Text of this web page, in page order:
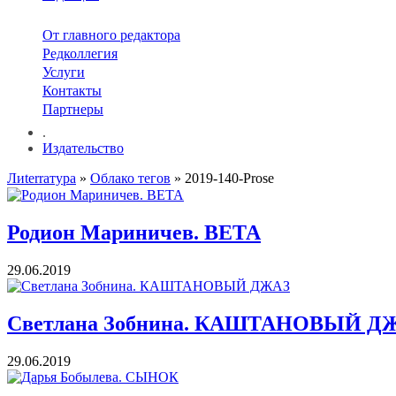
От главного редактора
Редколлегия
Услуги
Контакты
Партнеры
.
Издательство
Лиterraтура » Облако тегов » 2019-140-Prose
Родион Мариничев. ВЕТА
29.06.2019
Светлана Зобнина. КАШТАНОВЫЙ
29.06.2019